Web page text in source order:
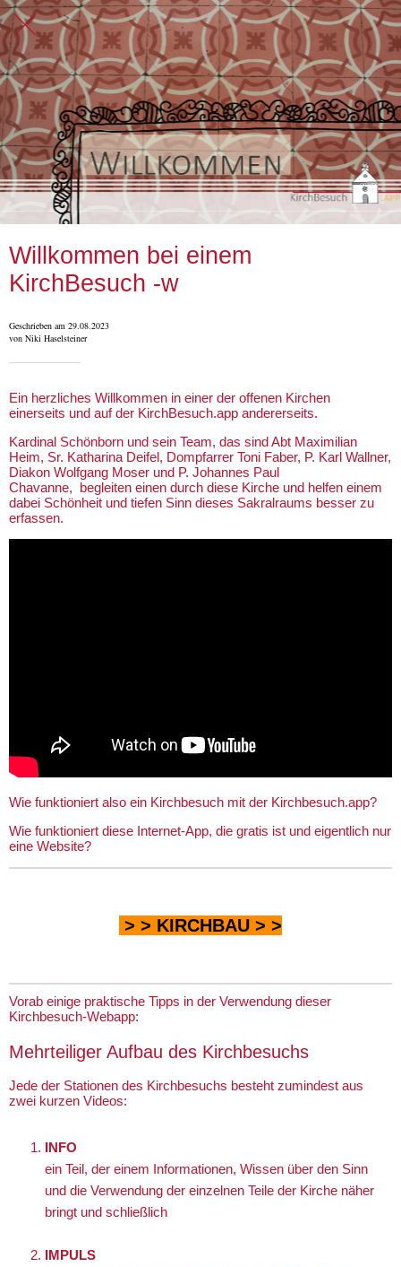
Willkommen bei einem
KirchBesuch -w
Geschrieben am 29.08.2023
von Niki Haselsteiner
Ein herzliches Willkommen in einer der offenen Kirchen
einerseits und auf der KirchBesuch.app andererseits.
Kardinal Schönborn und sein Team, das sind Abt Maximilian
Heim, Sr. Katharina Deifel, Dompfarrer Toni Faber, P. Karl Wallner,
Diakon Wolfgang Moser und P. Johannes Paul
Chavanne, begleiten einen durch diese Kirche und helfen einem
dabei Schönheit und tiefen Sinn dieses Sakralraums besser zu
erfassen.
Wie funktioniert also ein Kirchbesuch mit der Kirchbesuch.app?
Wie funktioniert diese Internet-App, die gratis ist und eigentlich nur
eine Website?
> > KIRCHBAU > >
Vorab einige praktische Tipps in der Verwendung dieser
Kirchbesuch-Webapp:
Mehrteiliger Aufbau des Kirchbesuchs
Jede der Stationen des Kirchbesuchs besteht zumindest aus
zwei kurzen Videos:
INFO
ein Teil, der einem Informationen, Wissen über den Sinn
und die Verwendung der einzelnen Teile der Kirche näher
bringt und schließlich
IMPULS